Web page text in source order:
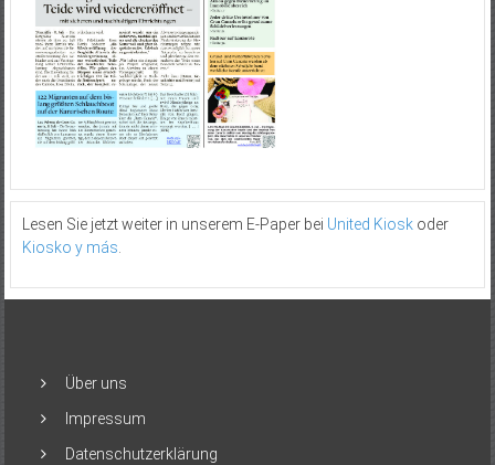
Lesen Sie jetzt weiter in unserem E-Paper bei United Kioskoder
Kiosko y más
Über uns
Impressum
Datenschutzerklärung